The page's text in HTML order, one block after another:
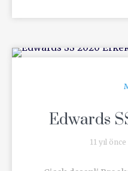
Edwards
11 yıl